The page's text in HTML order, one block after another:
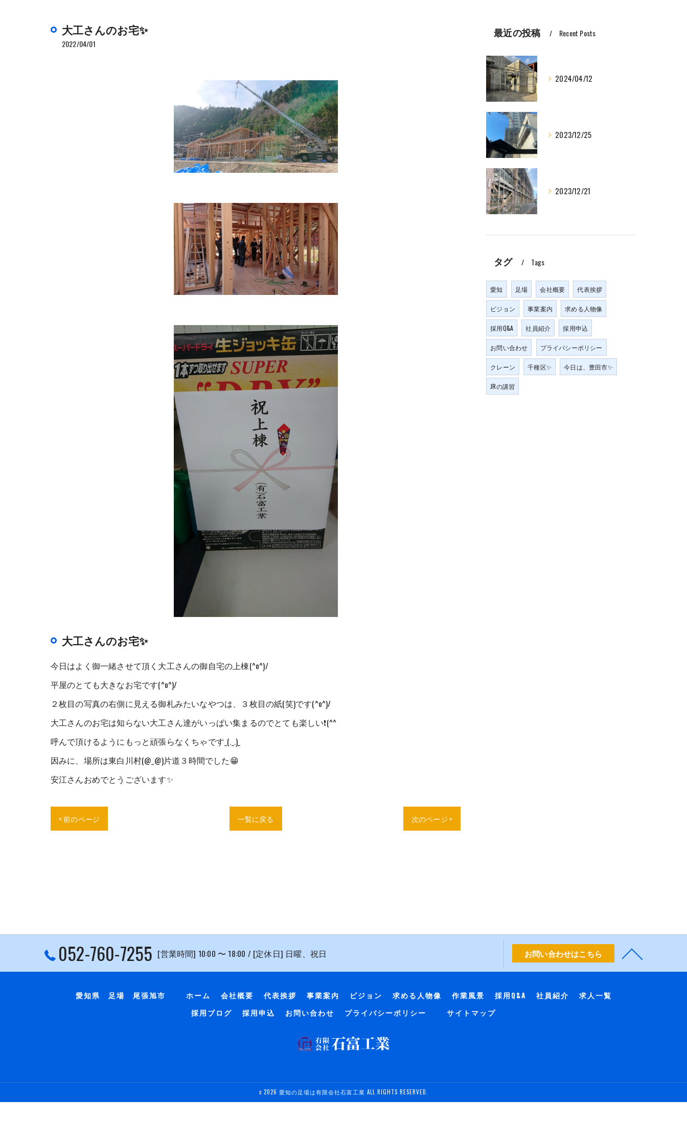
大工さんのお宅✨
2022/04/01
大工さんのお宅✨
今日はよく御一緒させて頂く大工さんの御自宅の上棟(^o^)/
平屋のとても大きなお宅です(^o^)/
２枚目の写真の右側に見える御札みたいなやつは、３枚目の紙(笑)です(^o^)/
大工さんのお宅は知らない大工さん達がいっぱい集まるのでとても楽しい❗(^^ゞ
呼んで頂けるようにもっと頑張らなくちゃです_(._.)_
因みに、場所は東白川村(@_@)片道３時間でした😁
安江さんおめでとうございます✨
< 前のページ 一覧に戻る 次のページ >
最近の投稿 Recent Posts
2024/04/12
2023/12/25
2023/12/21
タグ Tags
愛知 足場 会社概要 代表挨拶
ビジョン 事業案内 求める人物像
採用Q&A 社員紹介 採用申込
お問い合わせ プライバシーポリシー
クレーン 千種区✨ 今日は、豊田市✨
JRの講習
052-760-7255 [営業時間] 10:00 〜 18:00 / [定休日] 日曜、祝日 お問い合わせはこちら
愛知県 足場 尾張旭市 ホーム 会社概要 代表挨拶 事業案内 ビジョン 求める人物像 作業風景 採用Q&A 社員紹介
求人一覧
採用ブログ
採用申込 お問い合わせ プライバシーポリシー サイトマップ
c 2026 愛知の足場は有限会社石富工業 ALL RIGHTS RESERVED.